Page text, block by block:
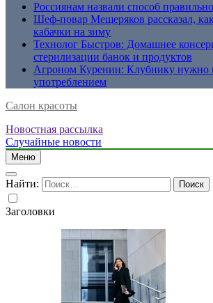
Россиянам назвали способ
Шеф-повар Мещеряков рассказал,
кабачки на зиму
Технолог Быстров: Домашнее
стерилизации банок и продуктов
Агроном Куренин: Клубнику нужно
употреблением
Салон красоты
Новостная рассылка
Случайные новости
Меню
Найти:
Заголовки